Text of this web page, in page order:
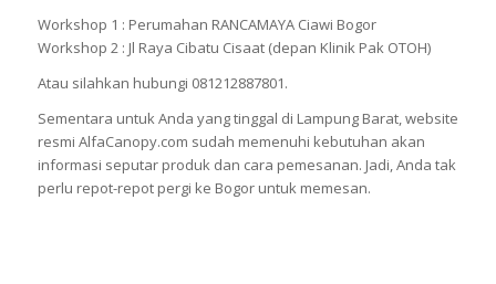
Workshop 1 : Perumahan RANCAMAYA Ciawi Bogor
Workshop 2 : Jl Raya Cibatu Cisaat (depan Klinik Pak OTOH)
Atau silahkan hubungi 081212887801.
Sementara untuk Anda yang tinggal di Lampung Barat, website
resmi AlfaCanopy.com sudah memenuhi kebutuhan akan
informasi seputar produk dan cara pemesanan. Jadi, Anda tak
perlu repot-repot pergi ke Bogor untuk memesan.